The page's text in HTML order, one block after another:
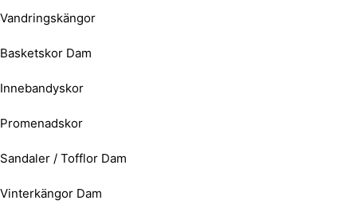
Vandringskängor
Basketskor Dam
Innebandyskor
Promenadskor
Sandaler / Tofflor Dam
Vinterkängor Dam